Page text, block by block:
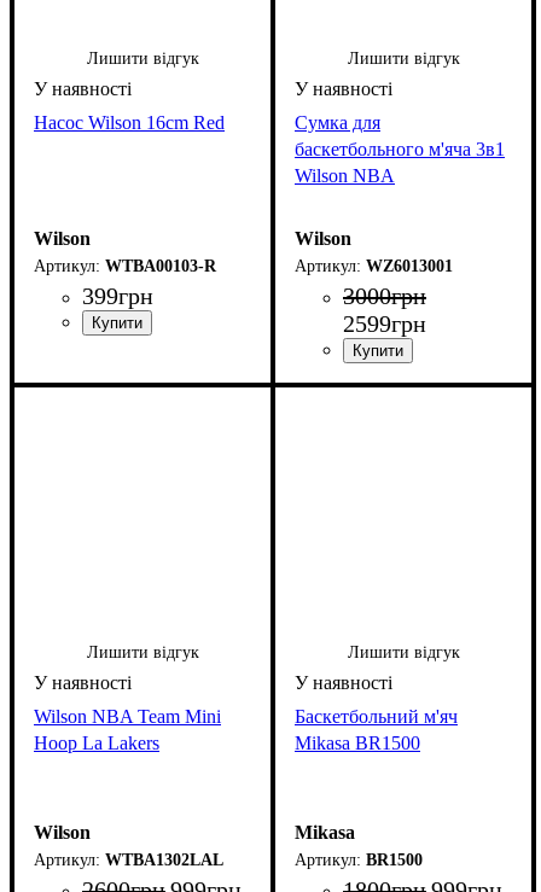
Лишити відгук
Насос Wilson 16cm Red
Wilson
WTBA00103-R
399грн
Лишити відгук
Сумка для
баскетбольного м'яча 3в1
Wilson NBA
Wilson
WZ6013001
3000грн
2599грн
Лишити відгук
Wilson NBA Team Mini
Hoop La Lakers
Wilson
WTBA1302LAL
Лишити відгук
Баскетбольний м'яч
Mikasa BR1500
Mikasa
BR1500